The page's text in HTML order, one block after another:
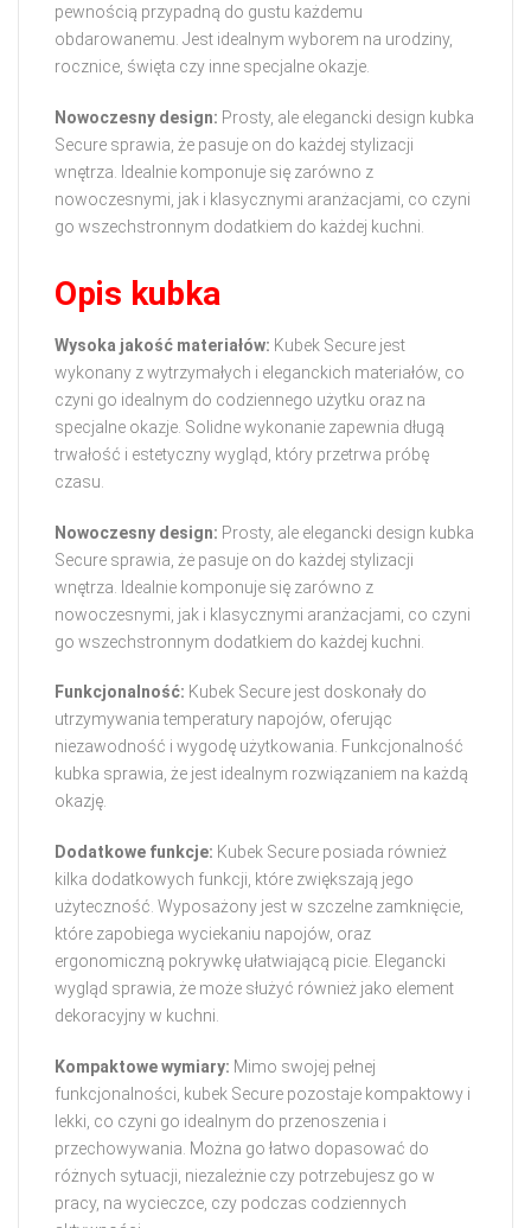
pewnością przypadną do gustu każdemu
obdarowanemu. Jest idealnym wyborem na urodziny,
rocznice, święta czy inne specjalne okazje.
Nowoczesny design: Prosty, ale elegancki design kubka
Secure sprawia, że pasuje on do każdej stylizacji
wnętrza. Idealnie komponuje się zarówno z
nowoczesnymi, jak i klasycznymi aranżacjami, co czyni
go wszechstronnym dodatkiem do każdej kuchni.
Opis kubka
Wysoka jakość materiałów: Kubek Secure jest
wykonany z wytrzymałych i eleganckich materiałów, co
czyni go idealnym do codziennego użytku oraz na
specjalne okazje. Solidne wykonanie zapewnia długą
trwałość i estetyczny wygląd, który przetrwa próbę
czasu.
Nowoczesny design: Prosty, ale elegancki design kubka
Secure sprawia, że pasuje on do każdej stylizacji
wnętrza. Idealnie komponuje się zarówno z
nowoczesnymi, jak i klasycznymi aranżacjami, co czyni
go wszechstronnym dodatkiem do każdej kuchni.
Funkcjonalność: Kubek Secure jest doskonały do
utrzymywania temperatury napojów, oferując
niezawodność i wygodę użytkowania. Funkcjonalność
kubka sprawia, że jest idealnym rozwiązaniem na każdą
okazję.
Dodatkowe funkcje: Kubek Secure posiada również
kilka dodatkowych funkcji, które zwiększają jego
użyteczność. Wyposażony jest w szczelne zamknięcie,
które zapobiega wyciekaniu napojów, oraz
ergonomiczną pokrywkę ułatwiającą picie. Elegancki
wygląd sprawia, że może służyć również jako element
dekoracyjny w kuchni.
Kompaktowe wymiary: Mimo swojej pełnej
funkcjonalności, kubek Secure pozostaje kompaktowy i
lekki, co czyni go idealnym do przenoszenia i
przechowywania. Można go łatwo dopasować do
różnych sytuacji, niezależnie czy potrzebujesz go w
pracy, na wycieczce, czy podczas codziennych